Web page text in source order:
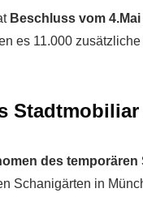
Beschluss vom 4.Mai
es 11.000
des
Schanigärten in